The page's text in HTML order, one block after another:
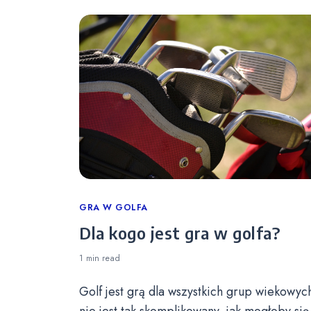
Categories
GRA W GOLFA
Dla kogo jest gra w golfa?
1 min read
Golf jest grą dla wszystkich grup